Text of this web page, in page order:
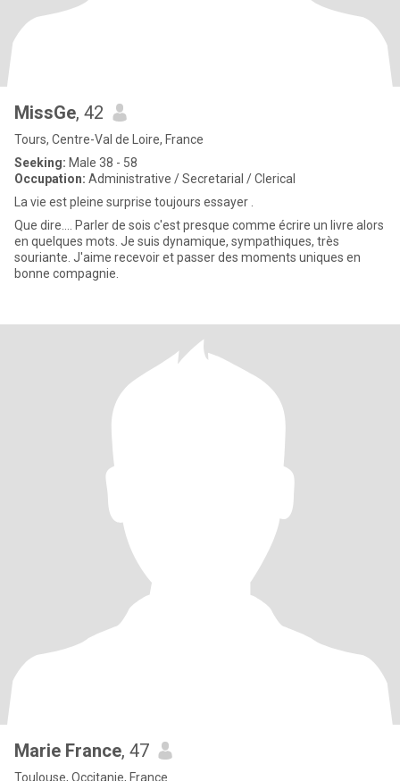
MissGe, 42
Tours, Centre-Val de Loire, France
Seeking: Male 38 - 58
Occupation: Administrative / Secretarial / Clerical
La vie est pleine surprise toujours essayer .
Que dire.... Parler de sois c'est presque comme écrire un livre alors
en quelques mots. Je suis dynamique, sympathiques, très
souriante. J'aime recevoir et passer des moments uniques en
bonne compagnie.
Marie France, 47
Toulouse, Occitanie, France